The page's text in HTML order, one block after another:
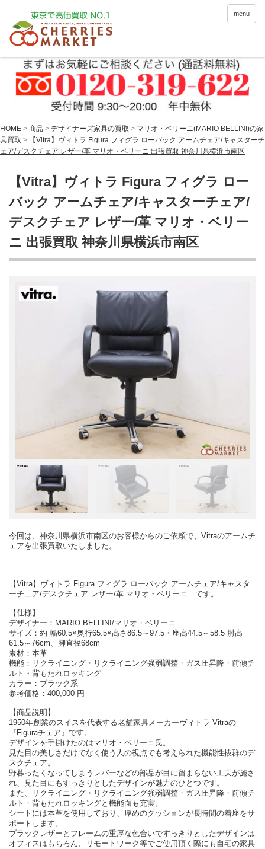
menu
HOME > 商品 > デザイナーズ家具の買取 > マリオ・ベリーニ(MARIO BELLINI)の家
具買取 >
【Vitra】ヴィトラ Figura フィグラ ローバック アームチェア/キャスターチ
ェア/デスクチェア レザー/革 マリオ・ベリーニ 出張買取 神奈川県横浜市南区
【Vitra】ヴィトラ Figura フィグラ ロー
バック アームチェア/キャスターチェア/
デスクチェア レザー/革 マリオ・ベリー
ニ 出張買取 神奈川県横浜市南区
今回は、神奈川県横浜市南区のお客様からのご依頼で、Vitraのアームチ
ェアを出張買取いたしました。
【Vitra】ヴィトラ Figura フィグラ ローバック アームチェア/キャスタ
ーチェア/デスクチェア レザー/革 マリオ・ベリーニ です。
【仕様】
デザイナー：MARIO BELLINI/マリオ・ベリーニ
サイズ：約 幅60.5×奥行65.5×高さ86.5～97.5・座高44.5～58.5 肘高
61.5～76cm、脚直径68cm
素材：本革
機能：リクライニング・リクライニング強弱調整・ガス圧昇降・前傾チ
ルト・背もたれロッキング
カラー：ブラック系
参考価格：400,000 円
【商品説明】
1950年創業のスイスを代表する老舗家具メーカーヴィトラ Vitraの
『Figuraチェア』です。
デザインを手掛けたのはマリオ・ベリーニ氏。
見た目の美しさだけでなく使う人の視点でも考えられた機能性抜群のデ
スクチェア。
野暮ったくなってしまうレバーなどの部品が目に留まらない工夫が施さ
れ、見た目にもすっきりとしたデザインが魅力のひとつです。
また、リクライニング・リクライニング強弱調整・ガス圧昇降・前傾チ
ルト・背もたれロッキングと機能面も充実。
シートには本革を使用しており、厚めのクッションが長時間の着座をサ
ポートします。
ブラックレザーとフレームの重厚な色合いですっきりとしたデザインは
オフィスはもちろん、リモートワーク等でご使用頂く際にも自宅の家具